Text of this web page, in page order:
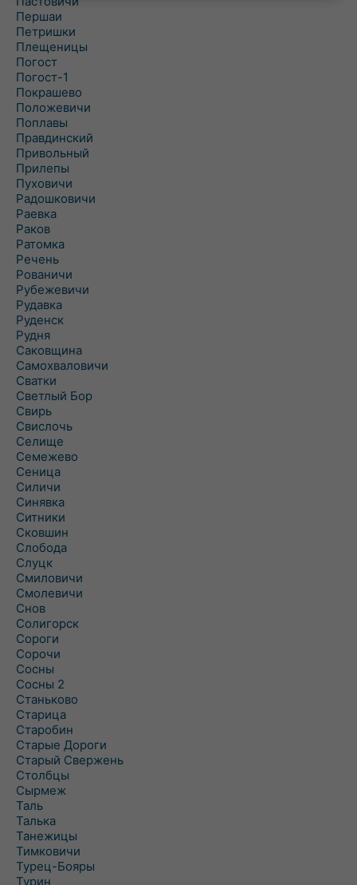
Першаи
Петришки
Плещеницы
Погост
Погост-1
Покрашево
Положевичи
Поплавы
Правдинский
Привольный
Прилепы
Пуховичи
Радошковичи
Раевка
Раков
Ратомка
Речень
Рованичи
Рубежевичи
Рудавка
Руденск
Рудня
Саковщина
Самохваловичи
Сватки
Светлый Бор
Свирь
Свислочь
Селище
Семежево
Сеница
Силичи
Синявка
Ситники
Сковшин
Слобода
Слуцк
Смиловичи
Смолевичи
Снов
Солигорск
Сороги
Сорочи
Сосны
Сосны 2
Станьково
Старица
Старобин
Старые Дороги
Старый Свержень
Столбцы
Сырмеж
Таль
Талька
Танежицы
Тимковичи
Турец-Бояры
Турин